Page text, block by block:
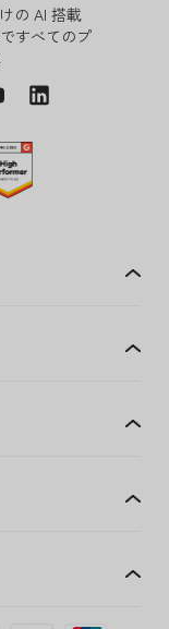
の AI 搭載
すべてのプ